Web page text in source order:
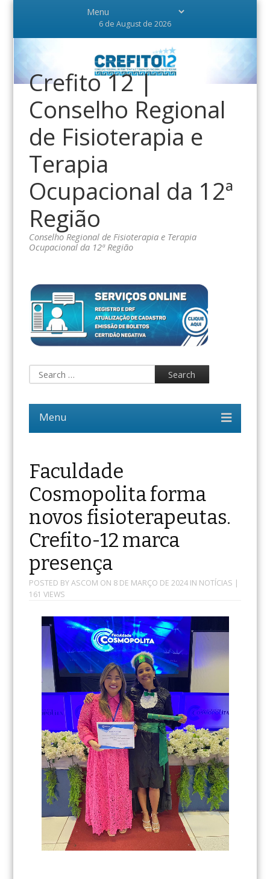
6 de August de 2026
Crefito 12 |
Conselho Regional
de Fisioterapia e
Terapia
Ocupacional da 12ª
Região
Conselho Regional de Fisioterapia e Terapia
Ocupacional da 12ª Região
Faculdade
Cosmopolita forma
novos fisioterapeutas.
Crefito-12 marca
presença
POSTED BYASCOM ON 8 DE MARÇO DE 2024IN NOTÍCIAS |
161 VIEWS